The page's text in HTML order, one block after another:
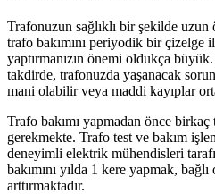
Trafonuzun sağlıklı bir şekilde uzun
trafo bakımını periyodik bir çizelge
yaptırmanızın önemi oldukça büyük.
takdirde, trafonuzda yaşanacak
mani olabilir veya maddi kayıplar
Trafo bakımı yapmadan önce birkaç
gerekmekte. Trafo test ve bakım
deneyimli elektrik mühendisleri
bakımını yılda 1 kere yapmak,
arttırmaktadır.